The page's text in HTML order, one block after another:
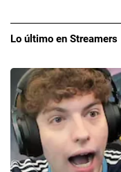
Lo último en Streamers